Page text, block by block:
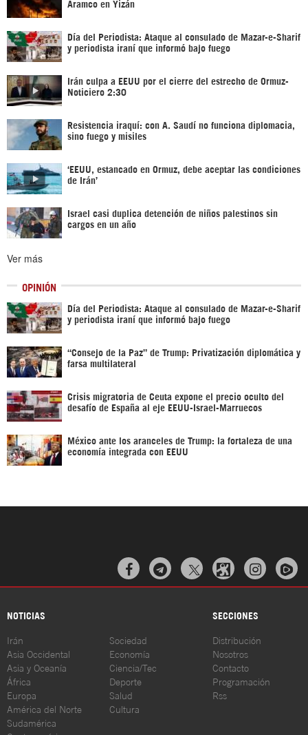
Aramco en Yizán
Día del Periodista: Ataque al consulado de Mazar-e-Sharif
y periodista iraní que informó bajo fuego
Irán culpa a EEUU por el cierre del estrecho de Ormuz-
Noticiero 2:30
Resistencia iraquí: con A. Saudí no funciona diplomacia,
sino fuego y misiles
‘EEUU, estancado en Ormuz, debe aceptar las condiciones
de Irán’
Israel casi duplica detención de niños palestinos sin
cargos en un año
Ver más
OPINIÓN
Día del Periodista: Ataque al consulado de Mazar-e-Sharif
y periodista iraní que informó bajo fuego
“Consejo de la Paz” de Trump: Privatización diplomática y
farsa multilateral
Crisis migratoria de Ceuta expone el precio oculto del
desafío de España al eje EEUU-Israel-Marruecos
México ante los aranceles de Trump: la fortaleza de una
economía integrada con EEUU
  
NOTICIAS SECCIONES
Irán
Asia Occidental
Asia y Oceanía
África
Europa
América del Norte
Sudamérica
Sociedad
Economía
Ciencia/Tec
Deporte
Salud
Cultura
Distribución
Nosotros
Contacto
Programación
Rss